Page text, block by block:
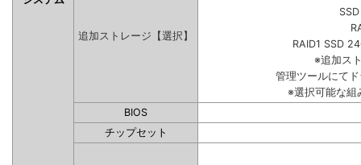
追加ストレージ【選択】
RAID1 SSD
※追加ス
管理ツールにて
※選択可能な組
BIOS
チップセット